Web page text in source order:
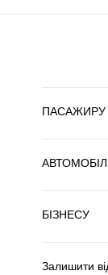
ПАСАЖИРУ
БІЗНЕСУ
Залишити